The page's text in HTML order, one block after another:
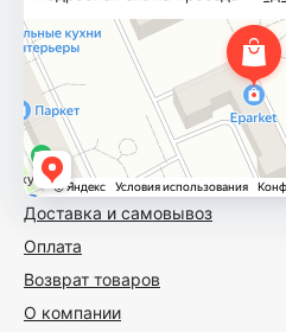
Доставка и самовывоз
Оплата
Возврат товаров
О компании